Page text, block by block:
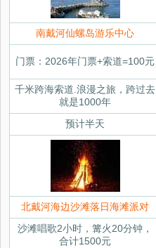
南戴河仙螺岛游乐中心
门票：2026年门票+索道=100元
千米跨海索道.浪漫之旅，跨过去
就是1000年
预计半天
北戴河海边沙滩落日海滩派对
沙滩唱歌2小时，篝火20分钟，
合计1500元